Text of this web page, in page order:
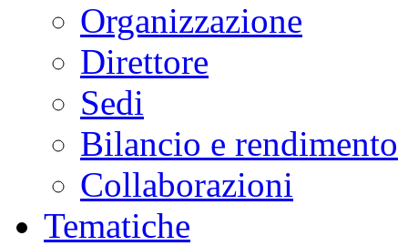
Organizzazione
Direttore
Sedi
Bilancio e rendimento
Collaborazioni
Tematiche